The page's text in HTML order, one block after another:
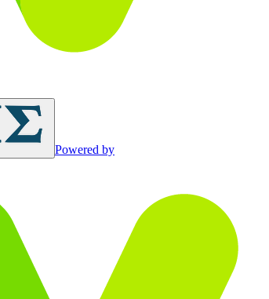
Powered by